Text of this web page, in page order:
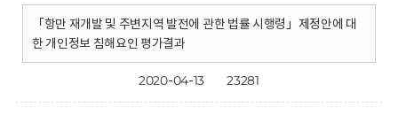
「항만 재개발 및 주변지역 발전에 관한 법률 시행령」제정안에 대
한 개인정보 침해요인 평가결과
2020-04-13 23281